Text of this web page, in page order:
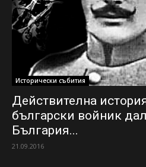
Исторически събития
Действителна
български войник
България...
21.09.2016